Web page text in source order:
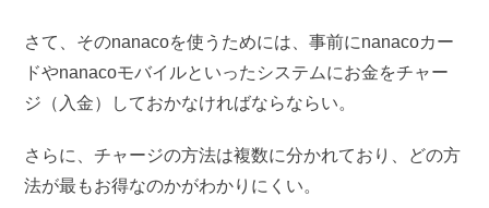
さて、そのnanacoを使うためには、事前にnanacoカー
ドやnanacoモバイルといったシステムにお金をチャー
ジ（入金）しておかなければならならい。
さらに、チャージの方法は複数に分かれており、どの方
法が最もお得なのかがわかりにくい。